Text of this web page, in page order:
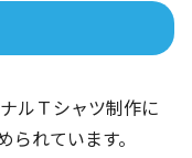
ルＴシャツ制作に
られています。